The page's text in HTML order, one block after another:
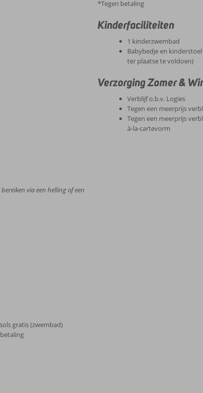
via een helling of een
gratis (zwembad)
*Tegen betaling
Kinderfaciliteiten
1 kinderzwembad
Babybedje en
ter plaatse te voldoen)
Verzorging Zomer &
Verblijf o.b.v. Logies
Tegen een meerprijs
Tegen een meerprijs
à-la-cartevorm